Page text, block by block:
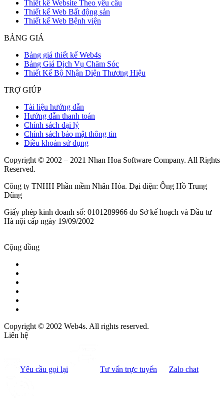
Thiết kế Website Theo yêu cầu
Thiết kế Web Bất động sản
Thiết kế Web Bệnh viện
BẢNG GIÁ
Bảng giá thiết kế Web4s
Bảng Giá Dịch Vụ Chăm Sóc
Thiết Kế Bộ Nhận Diện Thương Hiệu
TRỢ GIÚP
Tài liệu hướng dẫn
Hướng dẫn thanh toán
Chính sách đại lý
Chính sách bảo mật thông tin
Điều khoản sử dụng
Copyright © 2002 – 2021 Nhan Hoa Software Company. All Rights
Reserved.
Công ty TNHH Phần mềm Nhân Hòa. Đại diện: Ông Hồ Trung
Dũng
Giấy phép kinh doanh số: 0101289966 do Sở kế hoạch và Đầu tư
Hà nội cấp ngày 19/09/2002
Cộng đồng
Copyright © 2002 Web4s. All rights reserved.
Liên hệ
Yêu cầu gọi lại Tư vấn trực tuyến Zalo chat